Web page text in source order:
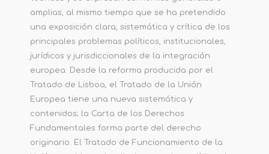
amplias, al mismo tiempo que se ha pretendido
una exposición clara, sistemática y crítica de los
principales problemas políticos, institucionales,
jurídicos y jurisdiccionales de la integración
europea. Desde la reforma producida por el
Tratado de Lisboa, el Tratado de la Unión
Europea tiene una nueva sistemática y
contenidos; la Carta de los Derechos
Fundamentales forma parte del derecho
originario. El Tratado de Funcionamiento de la